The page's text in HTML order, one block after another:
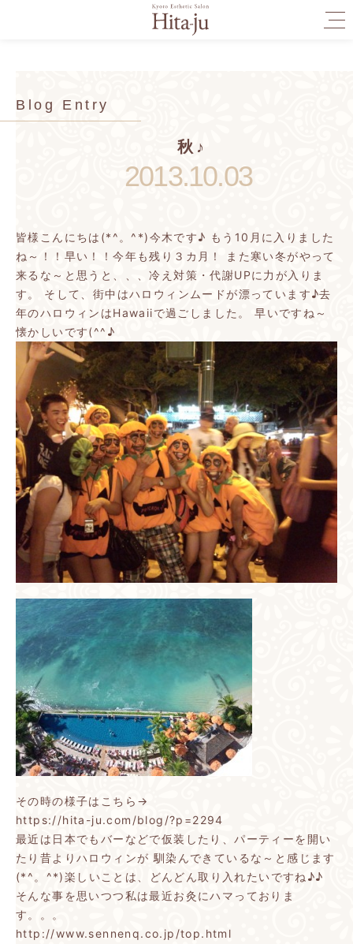
Blog Entry
秋♪
2013.10.03
皆様こんにちは(*^。^*)今木です♪ もう10月に入りました
ね～！！早い！！今年も残り３カ月！
また寒い冬がやって
来るな～と思うと、、、冷え対策・代謝UPに力が入りま
す。
そして、街中はハロウィンムードが漂っています♪去
年のハロウィンはHawaiiで過ごしました。
早いですね～
懐かしいです(^^♪
その時の様子はこちら→
https://hita-ju.com/blog/?p=2294
最近は日本でもバーなどで仮装したり、パーティーを開い
たり昔よりハロウィンが 馴染んできているな～と感じます
(*^。^*)楽しいことは、どんどん取り入れたいですね♪♪
そんな事を思いつつ私は最近お灸にハマっておりま
す。。。
http://www.sennenq.co.jp/top.html